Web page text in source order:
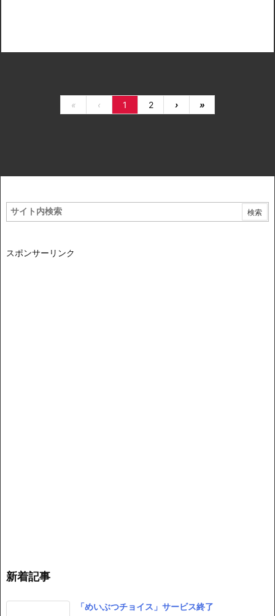
« ‹ 1 2 › »
スポンサーリンク
新着記事
「めいぶつチョイス」サービス終了